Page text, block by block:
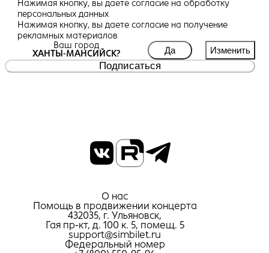
Нажимая кнопку, вы даете согласие на обработку
персональных данных
Нажимая кнопку, вы даете согласие на получение
рекламных материалов
Ваш город
ХАНТЫ-МАНСИЙСК?
Да Изменить
Подписаться
О нас
Помощь в продвижении концерта
432035, г. Ульяновск,
Гая пр-кт, д. 100 к. 5, помещ. 5
support@simbilet.ru
Федеральный номер